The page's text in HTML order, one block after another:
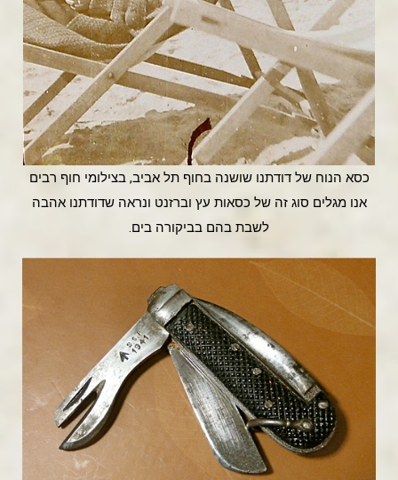
כסא הנוח של דודתנו שושנה בחוף תל אביב, בצילומי חוף רבים
אנו מגלים סוג זה של כסאות עץ וברזנט ונראה שדודתנו אהבה
לשבת בהם בביקורה בים.